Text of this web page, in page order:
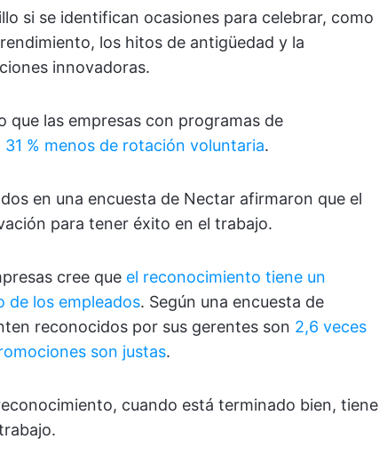
si se identifican ocasiones para celebrar, como
los hitos de antigüedad y la
innovadoras.
que las empresas con programas de
31 % menos de rotación voluntaria.
en una encuesta de Nectar afirmaron que el
para tener éxito en el trabajo.
cree que el reconocimiento tiene un
de los empleados. Según una encuesta de
reconocidos por sus gerentes son 2,6 veces
son justas.
cuando está terminado bien, tiene